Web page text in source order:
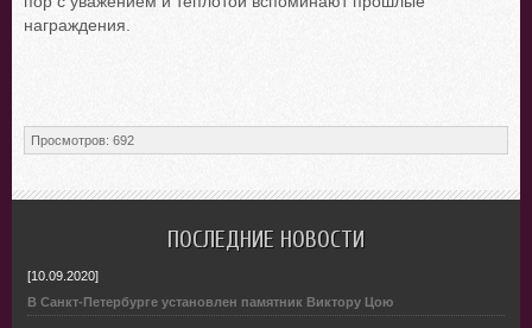
награждения.
Просмотров: 692
ПОСЛЕДНИЕ НОВОСТИ
[10.09.2020]
В Санкт-Петербурге установлен памятник Виктору Цою